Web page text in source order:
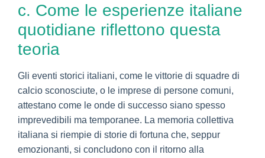
c. Come le esperienze italiane
quotidiane riflettono questa
teoria
Gli eventi storici italiani, come le vittorie di squadre di
calcio sconosciute, o le imprese di persone comuni,
attestano come le onde di successo siano spesso
imprevedibili ma temporanee. La memoria collettiva
italiana si riempie di storie di fortuna che, seppur
emozionanti, si concludono con il ritorno alla